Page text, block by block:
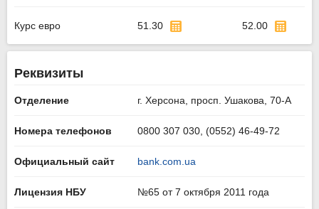
Курс евро 51.30 52.00
Реквизиты
Отделение г. Херсона, просп. Ушакова, 70-А
Номера телефонов 0800 307 030, (0552) 46-49-72
Официальный сайт bank.com.ua
Лицензия НБУ №65 от 7 октября 2011 года